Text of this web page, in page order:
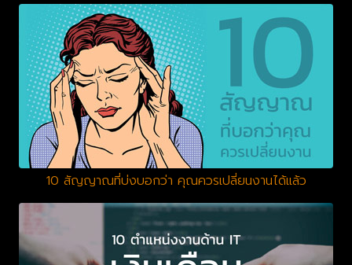
10 สัญญาณที่บ่งบอกว่า คุณควรเปลี่ยนงานได้แล้ว